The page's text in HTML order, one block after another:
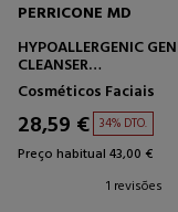
PERRICONE MD
HYPOALLERGENIC
CLEANSER
SABONETE FACIAL
SENSÍVEL.
Cosméticos Faciais
28,59 € 34% DTO.
Preço habitual 43,00 €
1 revisões